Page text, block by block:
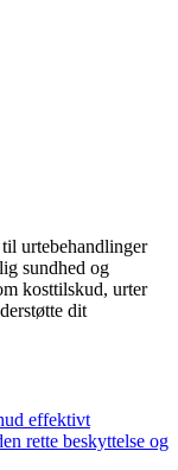
urtebehandlinger
sundhed og
kosttilskud, urter
dit
effektivt
rette beskyttelse og